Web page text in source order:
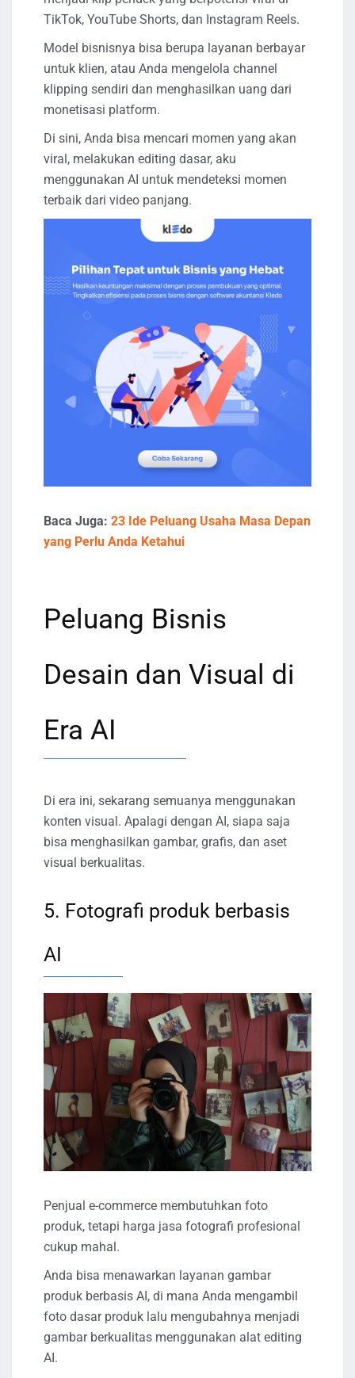
TikTok, YouTube Shorts, dan Instagram Reels.
Model bisnisnya bisa berupa layanan berbayar
untuk klien, atau Anda mengelola channel
klipping sendiri dan menghasilkan uang dari
monetisasi platform.
Di sini, Anda bisa mencari momen yang akan
viral, melakukan editing dasar, aku
menggunakan AI untuk mendeteksi momen
terbaik dari video panjang.
Baca Juga: 23 Ide Peluang Usaha Masa Depan
yang Perlu Anda Ketahui
Peluang Bisnis
Desain dan Visual di
Era AI
Di era ini, sekarang semuanya menggunakan
konten visual. Apalagi dengan AI, siapa saja
bisa menghasilkan gambar, grafis, dan aset
visual berkualitas.
5. Fotografi produk berbasis
AI
Penjual e-commerce membutuhkan foto
produk, tetapi harga jasa fotografi profesional
cukup mahal.
Anda bisa menawarkan layanan gambar
produk berbasis AI, di mana Anda mengambil
foto dasar produk lalu mengubahnya menjadi
gambar berkualitas menggunakan alat editing
AI.